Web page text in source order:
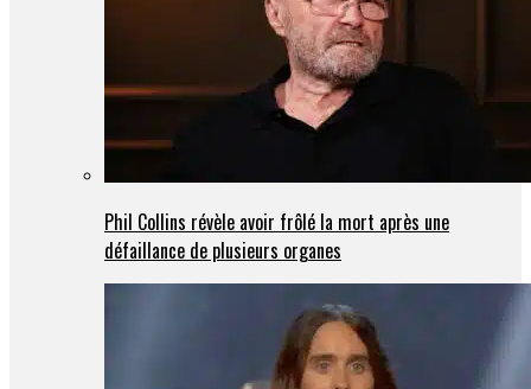
Phil Collins révèle avoir frôlé la mort après une
défaillance de plusieurs organes